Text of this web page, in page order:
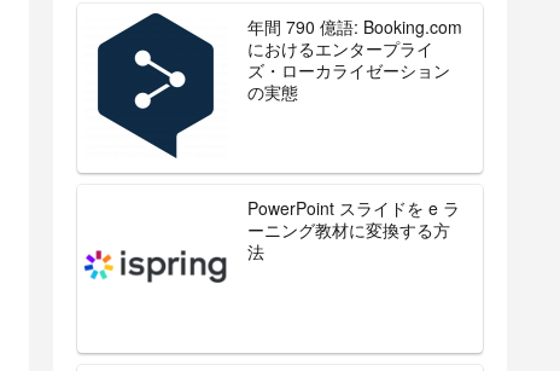
年間 790 億語: Booking.com
におけるエンタープライ
ズ・ローカライゼーション
の実態
PowerPoint スライドを e ラ
ーニング教材に変換する方
法